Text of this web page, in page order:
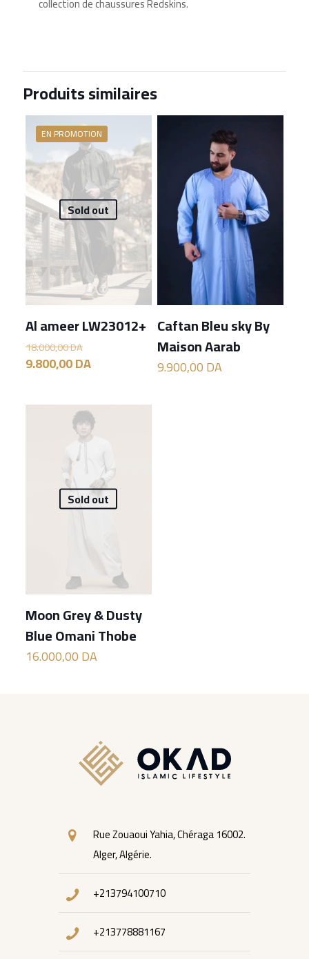
Produits similaires
EN PROMOTION
Sold out
Al ameer LW23012+
18.000,00DA
prix
18.000,00 DA.
9.800,00DALe
est :
9.800,00 DA.
Caftan Bleu sky By
Maison Aarab
9.900,00DA
Sold out
Moon Grey & Dusty
Blue Omani Thobe
16.000,00DA
Rue Zouaoui Yahia, Chéraga 16002.
Alger, Algérie.
+213794100710
+213778881167